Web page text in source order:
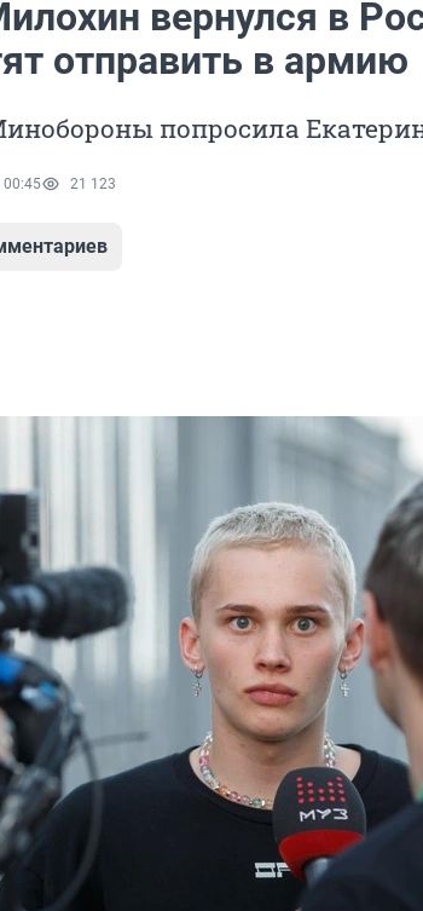
вернулся в
отправить в армию
попросила
00:45 21 123